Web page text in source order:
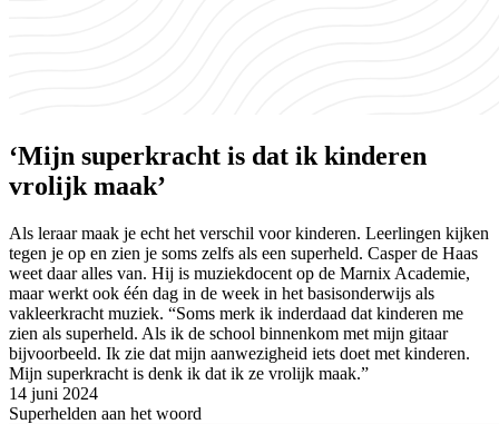
‘Mijn superkracht is dat ik kinderen
vrolijk maak’
Als leraar maak je echt het verschil voor kinderen. Leerlingen kijken
tegen je op en zien je soms zelfs als een superheld. Casper de Haas
weet daar alles van. Hij is muziekdocent op de Marnix Academie,
maar werkt ook één dag in de week in het basisonderwijs als
vakleerkracht muziek. “Soms merk ik inderdaad dat kinderen me
zien als superheld. Als ik de school binnenkom met mijn gitaar
bijvoorbeeld. Ik zie dat mijn aanwezigheid iets doet met kinderen.
Mijn superkracht is denk ik dat ik ze vrolijk maak.”
14 juni 2024
Superhelden aan het woord